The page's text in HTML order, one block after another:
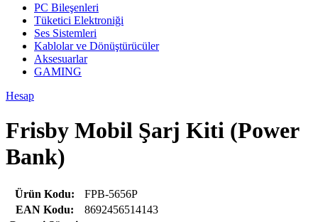
PC Bileşenleri
Tüketici Elektroniği
Ses Sistemleri
Kablolar ve Dönüştürücüler
Aksesuarlar
GAMING
Hesap
Frisby Mobil Şarj Kiti (Power
Bank)
Ürün Kodu:
FPB-5656P
EAN Kodu:
8692456514143